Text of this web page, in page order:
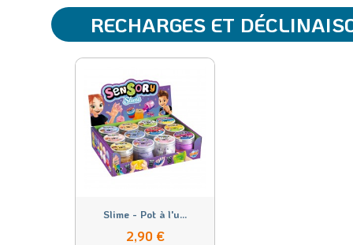
RECHARGES ET
Slime - Pot à l'u...
2,90 €